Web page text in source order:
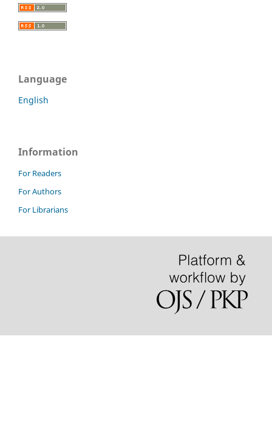
Language
English
Information
For Readers
For Authors
For Librarians